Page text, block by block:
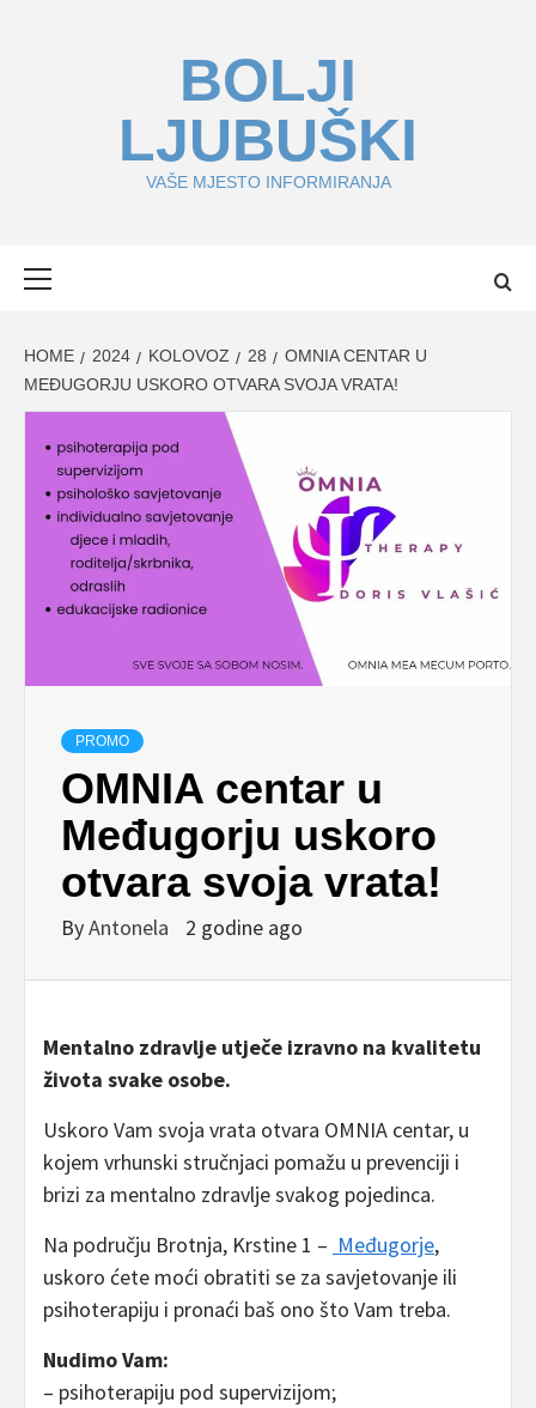
BOLJI
LJUBUŠKI
VAŠE MJESTO INFORMIRANJA
HOME 2024 KOLOVOZ 28
OMNIA CENTAR U
MEĐUGORJU USKORO OTVARA SVOJA VRATA!
PROMO
OMNIA centar u
Međugorju uskoro
otvara svoja vrata!
ByAntonela 2 godine ago
Mentalno zdravlje utječe izravno na kvalitetu
života svake osobe.
Uskoro Vam svoja vrata otvara OMNIA centar, u
kojem vrhunski stručnjaci pomažu u prevenciji i
brizi za mentalno zdravlje svakog pojedinca.
Na području Brotnja, Krstine 1 – Međugorje,
uskoro ćete moći obratiti se za savjetovanje ili
psihoterapiju i pronaći baš ono što Vam treba.
Nudimo Vam:
– psihoterapiju pod supervizijom;